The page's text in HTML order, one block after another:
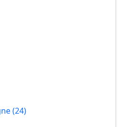
(24)